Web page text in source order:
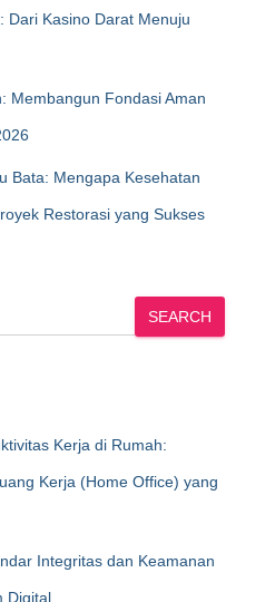
Dari Kasino Darat Menuju
Membangun Fondasi Aman
Bata: Mengapa Kesehatan
Restorasi yang Sukses
SEARCH
Kerja di Rumah:
Kerja (Home Office) yang
Integritas dan Keamanan
Digital